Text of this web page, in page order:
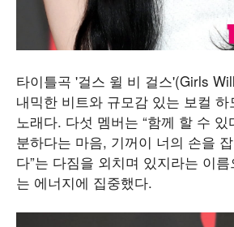
타이틀곡 '걸스 윌 비 걸스'(Girls
내믹한 비트와 규모감 있는 보컬 하
노래다. 다섯 멤버는 “함께 할 수
분하다는 마음, 기꺼이 너의 손을
다”는 다짐을 외치며 있지라는 이
는 에너지에 집중했다.